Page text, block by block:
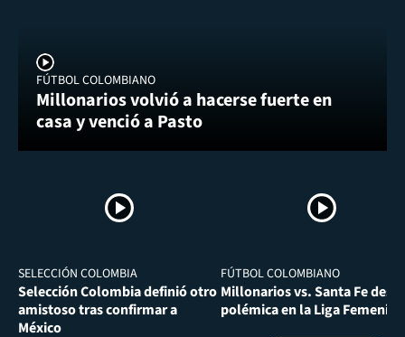
FÚTBOL COLOMBIANO
Millonarios volvió a hacerse fuerte en
casa y venció a Pasto
SELECCIÓN COLOMBIA
Selección Colombia definió otro
amistoso tras confirmar a
México
FÚTBOL COLOMBIANO
Millonarios vs. Santa Fe
polémica en la Liga Femenina